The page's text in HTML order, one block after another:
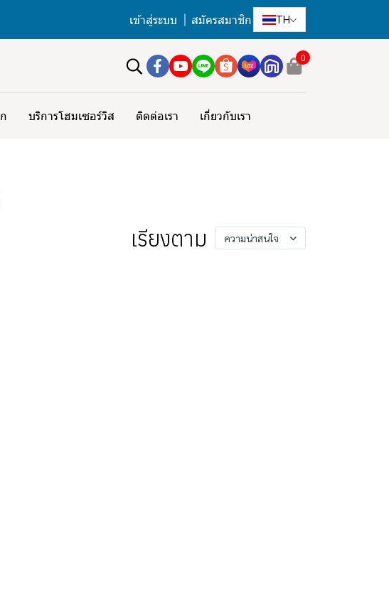
เข้าสู่ระบบ สมัครสมาชิก TH
0
บริการโฮมเซอร์วิส ติดต่อเรา เกี่ยวกับเรา
เรียงตาม ความน่าสนใจ